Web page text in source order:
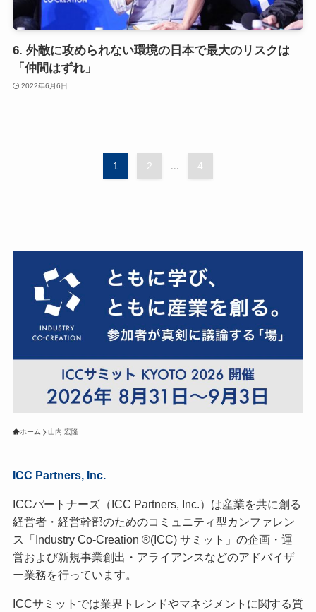
6. 外敵に攻められない環境の日本で最大のリスクは
「仲間はずれ」
2022年6月6日
1 2 4
ホーム 山内 宏隆
ICC Partners, Inc.
ICCパートナーズ（ICC Partners, Inc.）は産業を共に創る
経営者・経営幹部のためのコミュニティ型カンファレン
ス「Industry Co-Creation ®(ICC) サミット」の企画・運
営および新規事業創出・アライアンスなどのアドバイザ
ー業務を行っています。
ICCサミットでは業界トレンドやマネジメントに関する質